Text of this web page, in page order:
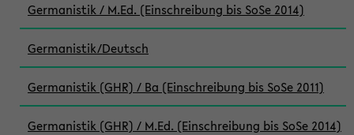
Germanistik / M.Ed. (Einschreibung bis SoSe 2014)
Germanistik/Deutsch
Germanistik (GHR) / Ba (Einschreibung bis SoSe 2011)
Germanistik (GHR) / M.Ed. (Einschreibung bis SoSe 2014)